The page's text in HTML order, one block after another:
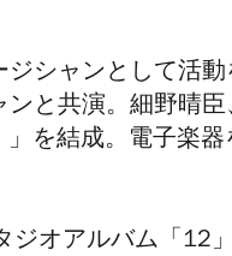
シャンとして活動
と共演。細野晴
を結成。電子楽
オアルバム「12